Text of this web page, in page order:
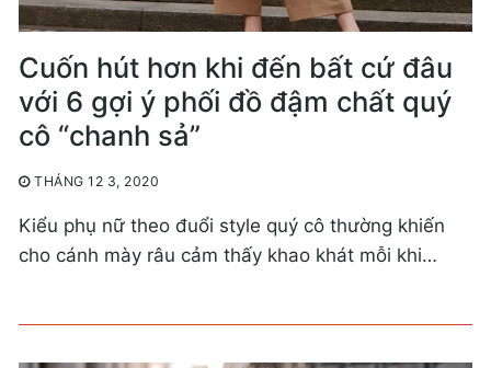
Cuốn hút hơn khi đến bất cứ đâu
với 6 gợi ý phối đồ đậm chất quý
cô “chanh sả”
THÁNG 12 3, 2020
Kiểu phụ nữ theo đuổi style quý cô thường khiến
cho cánh mày râu cảm thấy khao khát mỗi khi…